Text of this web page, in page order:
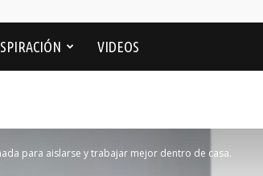
VIDEOS
para aislarse y trabajar mejor dentro de casa.